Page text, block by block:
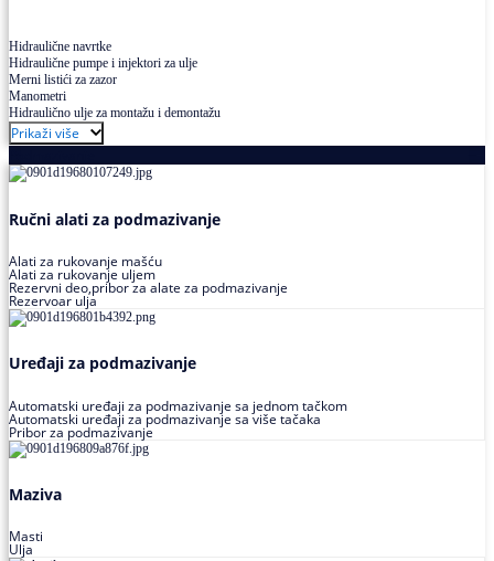
Hidraulične navrtke
Hidraulične pumpe i injektori za ulje
Merni listići za zazor
Manometri
Hidraulično ulje za montažu i demontažu
Prikaži više
Ručni alati za podmazivanje
Alati za rukovanje mašću
Alati za rukovanje uljem
Rezervni deo,pribor za alate za podmazivanje
Rezervoar ulja
Uređaji za podmazivanje
Automatski uređaji za podmazivanje sa jednom tačkom
Automatski uređaji za podmazivanje sa više tačaka
Pribor za podmazivanje
Maziva
Masti
Ulja